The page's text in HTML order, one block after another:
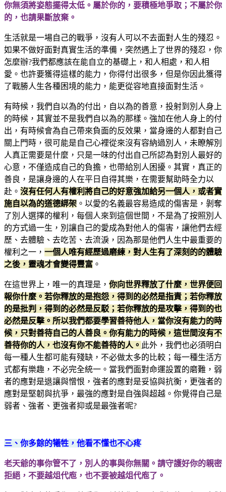
你無須將姿態擺得太低。屬於你的，要積極地爭取；不屬於你
的，也請果斷放棄。
生活就是一場自己的戰爭，沒有人可以不去面對人生的殘忍。
如果不做好面對真實生活的準備，突然遇上了世界的殘忍，你
怎麼辦?我們都應該在能自立的基礎上，和人相處，和人相
愛。也許要獲得這樣的能力，你得付出很多，但是你因此獲得
了戰勝人生各種困境的能力，能更從容地直接面對生活。
有時候，我們自以為的付出，自以為的善意，投射到別人身上
的時候，其實並不是我們自以為的那樣。強加在他人身上的付
出，有時候會為自己帶來負面的反效果，當身邊的人都對自己
關上門時，很可能是自己心裡從來沒有容納過別人，未瞭解別
人真正需要是什麼，只是一味的付出自己所認為對別人最好的
心意，不僅造成自己的負擔，也帶給別人困擾。其實，真正的
善良，是讓身邊的人在平日自得其樂，在需要幫助時全力以
赴。 沒有任何人有權利將自己的好意強加給另一個人，或者實
施自以為的道德綁架 。以愛的名義最容易造成的傷害是，剝奪
了別人選擇的權利，每個人來到這個世間，不是為了按照別人
的方式過一生，別讓自己的愛成為對他人的傷害，讓他們去經
歷、去體驗、去吃苦、去流淚，因為那是他們人生中最重要的
權利之一， 一個人唯有經歷過磨練，對人生有了深刻的的體驗
之後，靈魂才會變得豐富 。
在這世界上，唯一的真理是， 你向世界釋放了什麼，世界便回
報你什麼。若你釋放的是抱怨，得到的必然是指責；若你釋放
的是批判，得到的必然是反駁；若你釋放的是攻擊，得到的也
必然是反擊。所以我們都要學習善待他人，當你沒有能力的時
候，只對善待自己的人善良。你有能力的時候，這世間沒有不
善待你的人，也沒有你不能善待的人。 此外，我們也必須明白
每一種人生都可能有殘缺，不必做太多的比較；每一種生活方
式都有樂趣，不必完全統一。當我們面對命運設置的磨難，弱
者的應對是退讓與憎恨，強者的應對是妥協與抗衡，更強者的
應對是堅韌與抗爭，最強的應對是自強與超越。你覺得自己是
弱者、強者、更強者抑或是最強者呢?
三、你多餘的犧牲，他看不懂也不心疼
老天爺的事你管不了，別人的事與你無關。請守護好你的親密
拒絕，不要越俎代庖，也不要被越俎代庖了。